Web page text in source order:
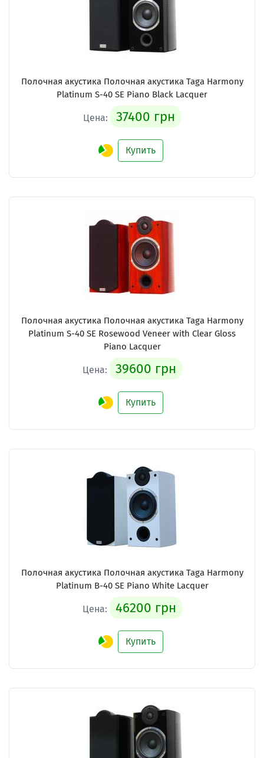
Полочная акустика Полочная акустика Taga Harmony
Platinum S-40 SE Piano Black Lacquer
Цена: 37400 грн
Купить
Полочная акустика Полочная акустика Taga Harmony
Platinum S-40 SE Rosewood Veneer with Clear Gloss
Piano Lacquer
Цена: 39600 грн
Купить
Полочная акустика Полочная акустика Taga Harmony
Platinum B-40 SE Piano White Lacquer
Цена: 46200 грн
Купить